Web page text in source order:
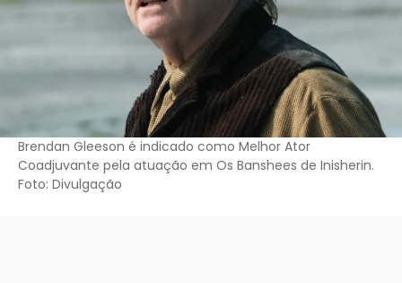
Brendan Gleeson é indicado como Melhor Ator
Coadjuvante pela atuação em Os Banshees de Inisherin.
Foto: Divulgação